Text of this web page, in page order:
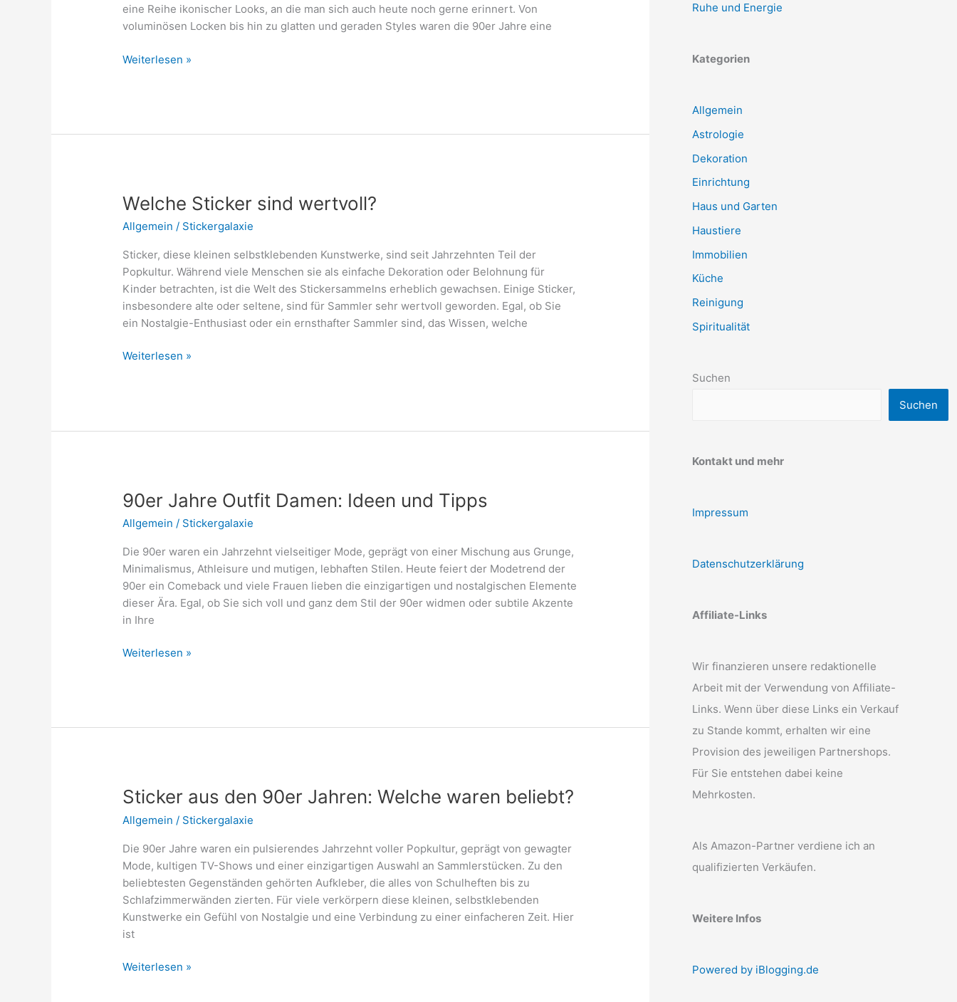
eine Reihe ikonischer Looks, an die man sich auch heute noch gerne erinnert. Von
voluminösen Locken bis hin zu glatten und geraden Styles waren die 90er Jahre eine
90er
in
Weiterlesen »
Welche Sticker sind wertvoll?
Allgemein / Stickergalaxie
Sticker, diese kleinen selbstklebenden Kunstwerke, sind seit Jahrzehnten Teil der
Popkultur. Während viele Menschen sie als einfache Dekoration oder Belohnung für
Kinder betrachten, ist die Welt des Stickersammelns erheblich gewachsen. Einige Sticker,
insbesondere alte oder seltene, sind für Sammler sehr wertvoll geworden. Egal, ob Sie
ein Nostalgie-Enthusiast oder ein ernsthafter Sammler sind, das Wissen, welche
Welche
Weiterlesen »
90er Jahre Outfit Damen: Ideen und Tipps
Allgemein / Stickergalaxie
Die 90er waren ein Jahrzehnt vielseitiger Mode, geprägt von einer Mischung aus Grunge,
Minimalismus, Athleisure und mutigen, lebhaften Stilen. Heute feiert der Modetrend der
90er ein Comeback und viele Frauen lieben die einzigartigen und nostalgischen Elemente
dieser Ära. Egal, ob Sie sich voll und ganz dem Stil der 90er widmen oder subtile Akzente
in Ihre
90er
Weiterlesen »
Sticker aus den 90er Jahren: Welche waren beliebt?
Allgemein / Stickergalaxie
Die 90er Jahre waren ein pulsierendes Jahrzehnt voller Popkultur, geprägt von gewagter
Mode, kultigen TV-Shows und einer einzigartigen Auswahl an Sammlerstücken. Zu den
beliebtesten Gegenständen gehörten Aufkleber, die alles von Schulheften bis zu
Schlafzimmerwänden zierten. Für viele verkörpern diese kleinen, selbstklebenden
Kunstwerke ein Gefühl von Nostalgie und eine Verbindung zu einer einfacheren Zeit. Hier
ist
Sticker
Weiterlesen »
Ruhe und Energie
Kategorien
Allgemein
Astrologie
Dekoration
Einrichtung
Haus und Garten
Haustiere
Immobilien
Küche
Reinigung
Spiritualität
Suchen
Suchen
Kontakt und mehr
Impressum
Datenschutzerklärung
Affiliate-Links
Wir finanzieren unsere redaktionelle
Arbeit mit der Verwendung von Affiliate-
Links. Wenn über diese Links ein Verkauf
zu Stande kommt, erhalten wir eine
Provision des jeweiligen Partnershops.
Für Sie entstehen dabei keine
Mehrkosten.
Als Amazon-Partner verdiene ich an
qualifizierten Verkäufen.
Weitere Infos
Powered by iBlogging.de